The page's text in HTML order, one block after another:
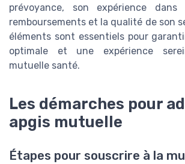
prévoyance, son expérience
remboursements et la qualité de son
éléments sont essentiels pour
optimale et une expérience
mutuelle santé.
Les démarches pour
apgis mutuelle
Étapes pour souscrire à la